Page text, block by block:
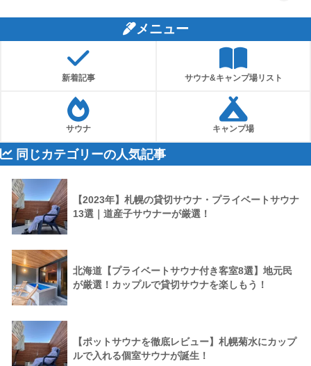
メニュー
新着記事 サウナ&キャンプ場リスト
サウナ キャンプ場
同じカテゴリーの人気記事
【2023年】札幌の貸切サウナ・プライベートサウナ
13選｜道産子サウナーが厳選！
北海道【プライベートサウナ付き客室8選】地元民
が厳選！カップルで貸切サウナを楽しもう！
【ポットサウナを徹底レビュー】札幌菊水にカップ
ルで入れる個室サウナが誕生！